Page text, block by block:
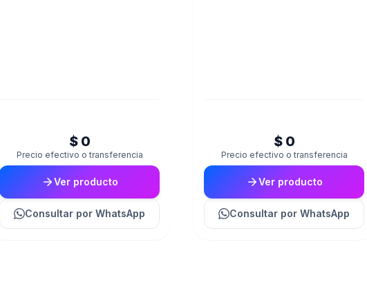
$ 0
Precio efectivo o transferencia
Ver producto
Consultar por WhatsApp
$ 0
Precio efectivo o transferencia
Ver producto
Consultar por WhatsApp